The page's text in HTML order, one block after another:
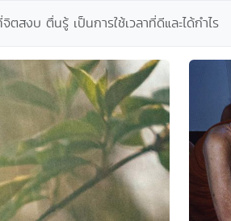
สงบ ตื่นรู้ เป็นการใช้เวลาที่ดีและได้กำไร